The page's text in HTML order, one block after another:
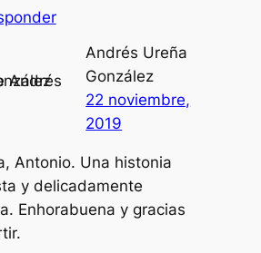
Andrés Ureña
González
22 noviembre,
2019
Antonio. Una histonia
y delicadamente
Enhorabuena y gracias